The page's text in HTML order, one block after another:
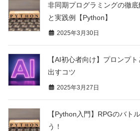
非同期プログラミングの徹
と実践例【Python】
2025年3月30日
【AI初心者向け】プロンプ
出すコツ
2025年3月27日
【Python入門】RPGのバト
う！